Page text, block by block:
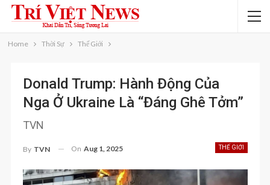
Home Thời Sự Thế Giới
Donald Trump: Hành Động Của
Nga Ở Ukraine Là “đáng Ghê Tởm”
TVN
THẾ GIỚI
By TVN On Aug 1, 2025